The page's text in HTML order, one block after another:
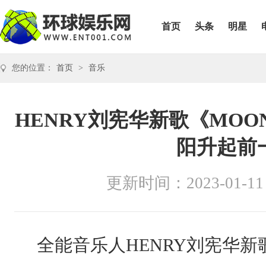
首页 头条 明星
您的位置： 首页 > 音乐
HENRY刘宪华新歌《
阳升起前
更新时间：2023-01-11
全能音乐人HENRY刘宪华